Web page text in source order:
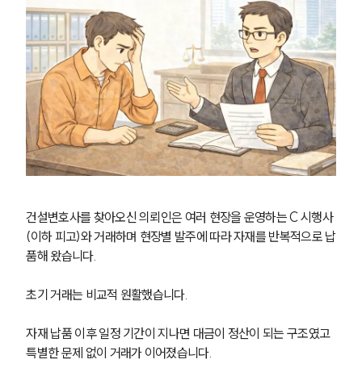
건설변호사를 찾아오신 의뢰인은 여러 현장을 운영하는 C 시행사
(이하 피고)와 거래하며 현장별 발주에 따라 자재를 반복적으로 납
품해 왔습니다.
초기 거래는 비교적 원활했습니다.
자재 납품 이후 일정 기간이 지나면 대금이 정산이 되는 구조였고
특별한 문제 없이 거래가 이어졌습니다.